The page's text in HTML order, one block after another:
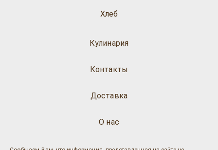
Хлеб
Кулинария
О нас
Доставка
Контакты